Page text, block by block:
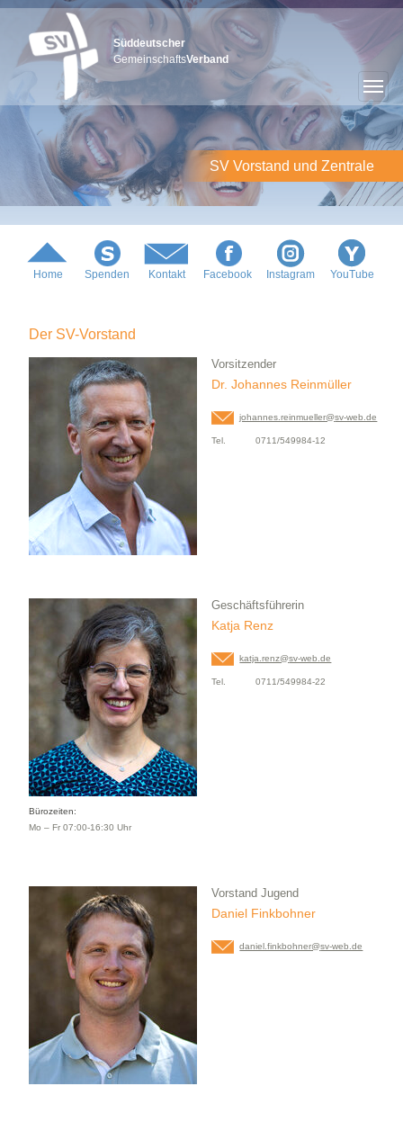
SV Vorstand und Zentrale
Süddeutscher
GemeinschaftsVerband
Home Spenden Kontakt Facebook Instagram YouTube
Der SV-Vorstand
Vorsitzender
Dr. Johannes Reinmüller
johannes.reinmueller@sv-web.de
Tel. 0711/549984-12
Geschäftsführerin
Katja Renz
katja.renz@sv-web.de
Tel. 0711/549984-22
Bürozeiten:
Mo – Fr 07:00-16:30 Uhr
Vorstand Jugend
Daniel Finkbohner
daniel.finkbohner@sv-web.de